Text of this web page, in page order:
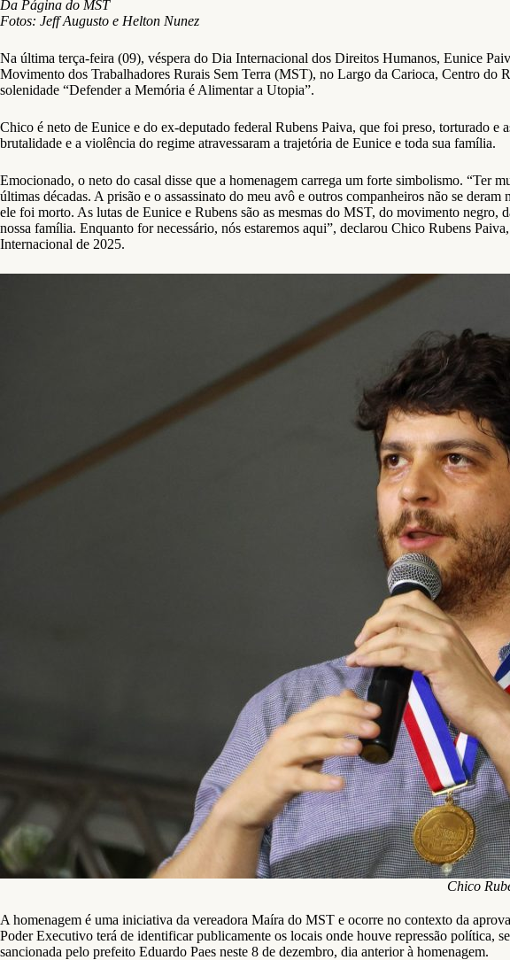
Da Página do MST
Fotos: Jeff Augusto e Helton Nunez
Na última terça-feira (09), véspera do Dia Internacional dos Direitos Humanos, Eunice
Movimento dos Trabalhadores Rurais Sem Terra (MST), no Largo da Carioca, Centro do
solenidade “Defender a Memória é Alimentar a Utopia”.
Chico é neto de Eunice e do ex-deputado federal Rubens Paiva, que foi preso, torturado
brutalidade e a violência do regime atravessaram a trajetória de Eunice e toda sua família.
Emocionado, o neto do casal disse que a homenagem carrega um forte simbolismo. “Ter
últimas décadas. A prisão e o assassinato do meu avô e outros companheiros não se
ele foi morto. As lutas de Eunice e Rubens são as mesmas do MST, do movimento negro,
nossa família. Enquanto for necessário, nós estaremos aqui”, declarou Chico Rubens
Internacional de 2025.
Chico
A homenagem é uma iniciativa da vereadora Maíra do MST e ocorre no contexto da
Poder Executivo terá de identificar publicamente os locais onde houve repressão política,
sancionada pelo prefeito Eduardo Paes neste 8 de dezembro, dia anterior à homenagem.